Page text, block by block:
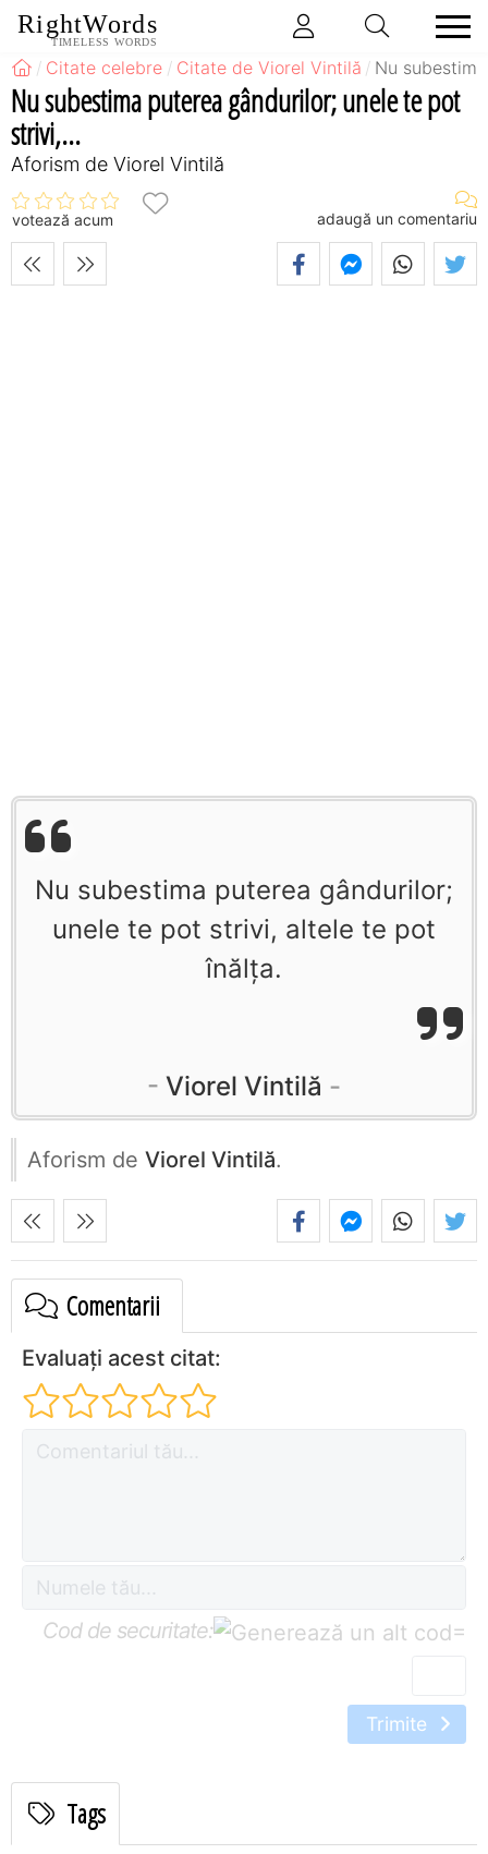
RightWords
TIMELESS WORDS
Citate celebre Citate de Viorel Vintilă Nu
Nu subestima puterea gândurilor; unele te pot
strivi,...
Aforism de Viorel Vintilă
votează acum adaugă un comentariu
Nu subestima puterea gândurilor;
unele te pot strivi, altele te pot
înălţa.
Viorel Vintilă
Aforism de Viorel Vintilă.
Comentarii
Evaluați acest citat:
Cod de securitate: =
Trimite
Tags